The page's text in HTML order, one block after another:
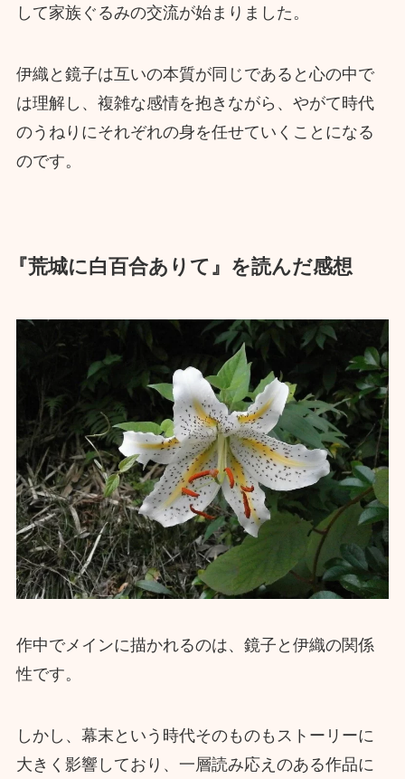
して家族ぐるみの交流が始まりました。
伊織と鏡子は互いの本質が同じであると心の中で
は理解し、複雑な感情を抱きながら、やがて時代
のうねりにそれぞれの身を任せていくことになる
のです。
『荒城に白百合ありて』を読んだ感想
作中でメインに描かれるのは、鏡子と伊織の関係
性です。
しかし、幕末という時代そのものもストーリーに
大きく影響しており、一層読み応えのある作品に